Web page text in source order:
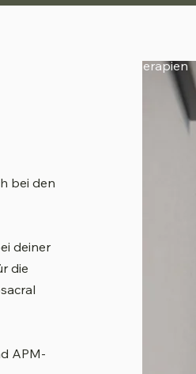
Therapien
bei den
deiner
die
APM-